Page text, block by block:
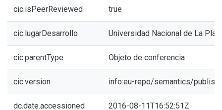
cic.isPeerReviewed true
cic.lugarDesarrollo Universidad Nacional de La Plata
cic.parentType Objeto de conferencia
cic.version info:eu-repo/semantics/
dc.date.accessioned 2016-08-11T16:52:51Z